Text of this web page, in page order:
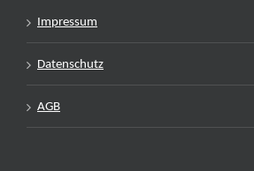
Impressum
Datenschutz
AGB